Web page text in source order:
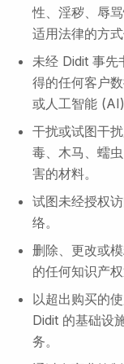
性、淫秽、辱
适用法律的方式
未经 Didit 事先
得的任何客户
或人工智能
干扰或试图干
毒、木马、蠕
害的材料。
试图未经授权
络。
删除、更改或
的任何知识产权
以超出购买的
Didit 的基础设
务。